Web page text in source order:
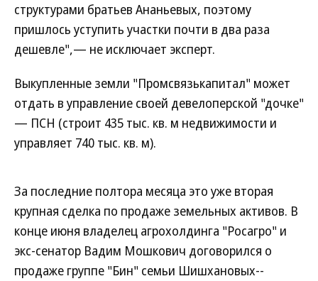
структурами братьев Ананьевых, поэтому
пришлось уступить участки почти в два раза
дешевле",— не исключает эксперт.
Выкупленные земли "Промсвязькапитал" может
отдать в управление своей девелоперской "дочке"
— ПСН (строит 435 тыс. кв. м недвижимости и
управляет 740 тыс. кв. м).
За последние полтора месяца это уже вторая
крупная сделка по продаже земельных активов. В
конце июня владелец агрохолдинга "Росагро" и
экс-сенатор Вадим Мошкович договорился о
продаже группе "Бин" семьи Шишхановых--